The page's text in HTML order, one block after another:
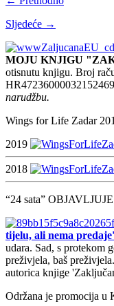
Sljedeće →
MOJU KNJIGU
otisnutu knjigu. Broj
narudžbu.
Wings for Life Zadar
2019
2018
“24 sata”
tijelu, ali nema predaje'
udara. Sad, s protekom
preživjela, baš
autorica knjige
Održana je promocija